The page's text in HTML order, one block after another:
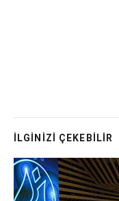
İLGİNİZİ ÇEKEBİLİR